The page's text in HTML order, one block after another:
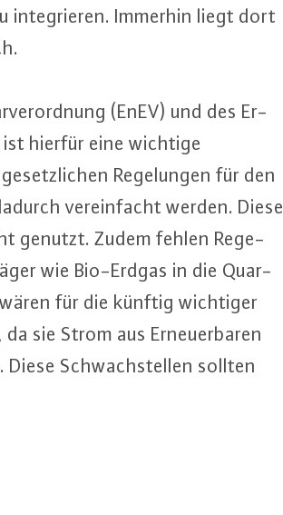
in­te­grie­ren. Immerhin liegt dort
(EnEV) und des Er­
ist hierfür eine wichtige
Re­ge­lun­gen für den
ver­ein­facht werden. Diese
genutzt. Zudem fehlen Re­ge­
wie Bio-Erd­gas in die Quar­
für die künftig wichtiger
sie Strom aus Er­neu­er­ba­ren
Diese Schwach­stel­len sollten